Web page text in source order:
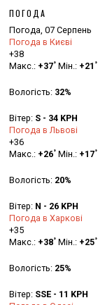
ПОГОДА
Погода, 07 Серпень
Погода в Києві
+38
Макс.: +37° Мін.: +21 °
Вологість: 32%
Вітер: S - 34 KPH
Погода в Львові
+36
Макс.: +26° Мін.: +17°
Вологість: 20%
Вітер: N - 26 KPH
Погода в Харкові
+35
Макс.: +38° Мін.: +25°
Вологість: 25%
Вітер: SSE - 11 KPH